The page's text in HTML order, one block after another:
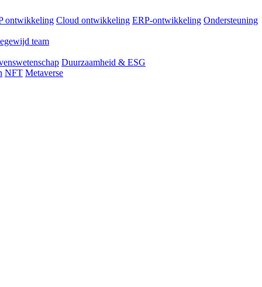
ontwikkeling Cloud ontwikkeling ERP-ontwikkeling Ondersteuning
team
Duurzaamheid & ESG
NFT Metaverse